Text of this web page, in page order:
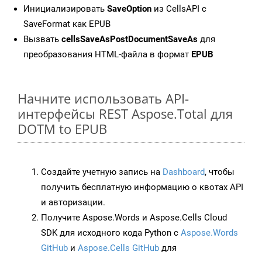
Инициализировать SaveOption из CellsAPI с
SaveFormat как EPUB
Вызвать cellsSaveAsPostDocumentSaveAs для
преобразования HTML-файла в формат EPUB
Начните использовать API-
интерфейсы REST Aspose.Total для
DOTM to EPUB
Создайте учетную запись на Dashboard, чтобы
получить бесплатную информацию о квотах API
и авторизации.
Получите Aspose.Words и Aspose.Cells Cloud
SDK для исходного кода Python с Aspose.Words
GitHub и Aspose.Cells GitHub для